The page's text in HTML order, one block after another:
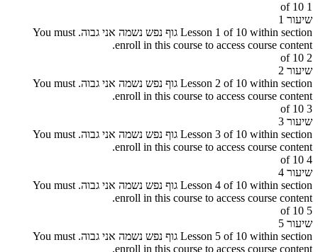
1 of 10
שיעור 1
Lesson 1 of 10 within section גוף נפש נשמה אני גבוה.
You must
enroll in this course to access course content.
2 of 10
שיעור 2
Lesson 2 of 10 within section גוף נפש נשמה אני גבוה.
You must
enroll in this course to access course content.
3 of 10
שיעור 3
Lesson 3 of 10 within section גוף נפש נשמה אני גבוה.
You must
enroll in this course to access course content.
4 of 10
שיעור 4
Lesson 4 of 10 within section גוף נפש נשמה אני גבוה.
You must
enroll in this course to access course content.
5 of 10
שיעור 5
Lesson 5 of 10 within section גוף נפש נשמה אני גבוה.
You must
enroll in this course to access course content.